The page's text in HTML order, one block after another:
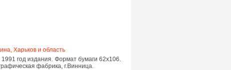
Харьков и область
год издания. Формат бумаги 62х106.
фабрика, г.Винница.